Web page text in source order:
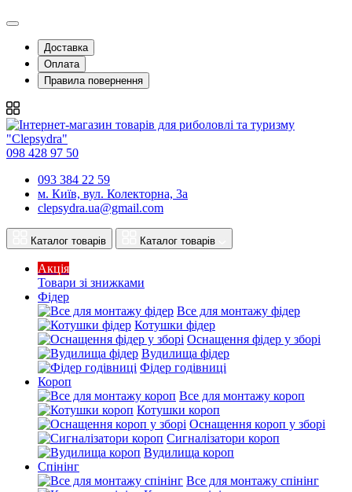
Доставка
Оплата
Правила повернення
098 428 97 50
093 384 22 59
м. Київ, вул. Колекторна, 3а
clepsydra.ua@gmail.com
Каталог товарів Каталог товарів
Акція
Товари зі знижками
Фідер
Все для монтажу фідер
Котушки фідер
Оснащення фідер у зборі
Вудилища фідер
Фідер годівниці
Короп
Все для монтажу короп
Котушки короп
Оснащення короп у зборі
Сигналізатори короп
Вудилища короп
Спінінг
Все для монтажу спінінг